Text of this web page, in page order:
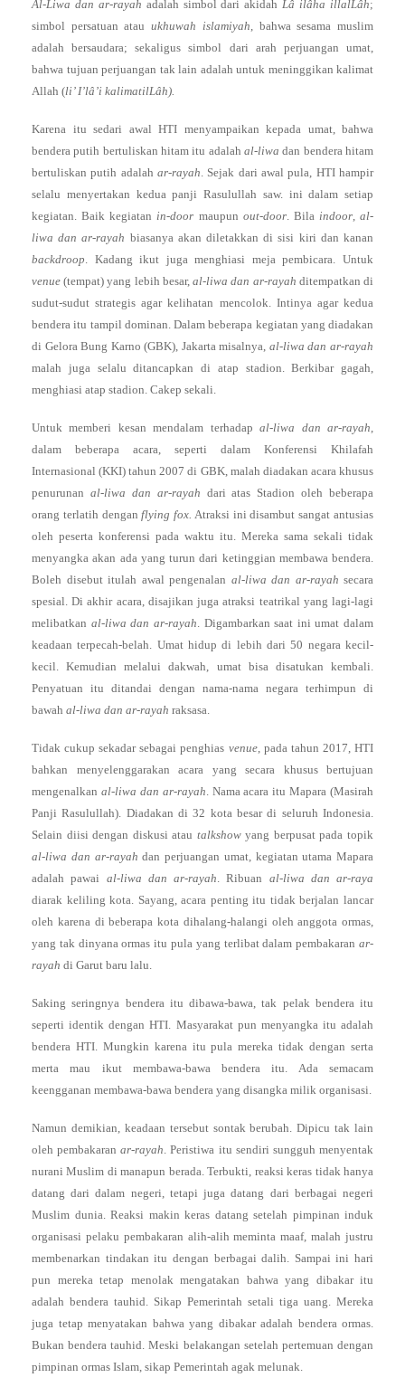
Al-Liwa dan ar-rayah adalah simbol dari akidahLâ ilâha illalLâh;
simbol persatuan atauukhuwah islamiyah, bahwa sesama muslim
adalah bersaudara; sekaligus simbol dari arah perjuangan umat,
bahwa tujuan perjuangan tak lain adalah untuk meninggikan kalimat
Allah (li’ I’lâ’i kalimatilLâh).
Karena itu sedari awal HTI menyampaikan kepada umat, bahwa
bendera putih bertuliskan hitam itu adalah al-liwadan bendera hitam
bertuliskan putih adalah ar-rayah. Sejak dari awal pula, HTI hampir
selalu menyertakan kedua panji Rasulullah saw. ini dalam setiap
kegiatan. Baik kegiatanin-door maupun out-door. Bila indoor, al-
liwa dan ar-rayah biasanya akan diletakkan di sisi kiri dan kanan
backdroop. Kadang ikut juga menghiasi meja pembicara. Untuk
venue(tempat) yang lebih besar,al-liwa dan ar-rayah ditempatkan di
sudut-sudut strategis agar kelihatan mencolok. Intinya agar kedua
bendera itu tampil dominan. Dalam beberapa kegiatan yang diadakan
di Gelora Bung Karno (GBK), Jakarta misalnya, al-liwa dan ar-rayah
malah juga selalu ditancapkan di atap stadion. Berkibar gagah,
menghiasi atap stadion. Cakep sekali.
Untuk memberi kesan mendalam terhadapal-liwa dan ar-rayah,
dalam beberapa acara, seperti dalam Konferensi Khilafah
Internasional (KKI) tahun 2007 di GBK, malah diadakan acara khusus
penurunan al-liwa dan ar-rayah dari atas Stadion oleh beberapa
orang terlatih denganflying fox. Atraksi ini disambut sangat antusias
oleh peserta konferensi pada waktu itu. Mereka sama sekali tidak
menyangka akan ada yang turun dari ketinggian membawa bendera.
Boleh disebut itulah awal pengenalan al-liwa dan ar-rayah secara
spesial. Di akhir acara, disajikan juga atraksi teatrikal yang lagi-lagi
melibatkan al-liwa dan ar-rayah. Digambarkan saat ini umat dalam
keadaan terpecah-belah. Umat hidup di lebih dari 50 negara kecil-
kecil. Kemudian melalui dakwah, umat bisa disatukan kembali.
Penyatuan itu ditandai dengan nama-nama negara terhimpun di
bawah al-liwa dan ar-rayah raksasa.
Tidak cukup sekadar sebagai penghias venue, pada tahun 2017, HTI
bahkan menyelenggarakan acara yang secara khusus bertujuan
mengenalkan al-liwa dan ar-rayah. Nama acara itu Mapara (Masirah
Panji Rasulullah). Diadakan di 32 kota besar di seluruh Indonesia.
Selain diisi dengan diskusi atau talkshowyang berpusat pada topik
al-liwa dan ar-rayah dan perjuangan umat, kegiatan utama Mapara
adalah pawai al-liwa dan ar-rayah. Ribuan al-liwa dan ar-raya
diarak keliling kota. Sayang, acara penting itu tidak berjalan lancar
oleh karena di beberapa kota dihalang-halangi oleh anggota ormas,
yang tak dinyana ormas itu pula yang terlibat dalam pembakaran ar-
rayah di Garut baru lalu.
Saking seringnya bendera itu dibawa-bawa, tak pelak bendera itu
seperti identik dengan HTI. Masyarakat pun menyangka itu adalah
bendera HTI. Mungkin karena itu pula mereka tidak dengan serta
merta mau ikut membawa-bawa bendera itu. Ada semacam
keengganan membawa-bawa bendera yang disangka milik organisasi.
Namun demikian, keadaan tersebut sontak berubah. Dipicu tak lain
oleh pembakaranar-rayah. Peristiwa itu sendiri sungguh menyentak
nurani Muslim di manapun berada. Terbukti, reaksi keras tidak hanya
datang dari dalam negeri, tetapi juga datang dari berbagai negeri
Muslim dunia. Reaksi makin keras datang setelah pimpinan induk
organisasi pelaku pembakaran alih-alih meminta maaf, malah justru
membenarkan tindakan itu dengan berbagai dalih. Sampai ini hari
pun mereka tetap menolak mengatakan bahwa yang dibakar itu
adalah bendera tauhid. Sikap Pemerintah setali tiga uang. Mereka
juga tetap menyatakan bahwa yang dibakar adalah bendera ormas.
Bukan bendera tauhid. Meski belakangan setelah pertemuan dengan
pimpinan ormas Islam, sikap Pemerintah agak melunak.